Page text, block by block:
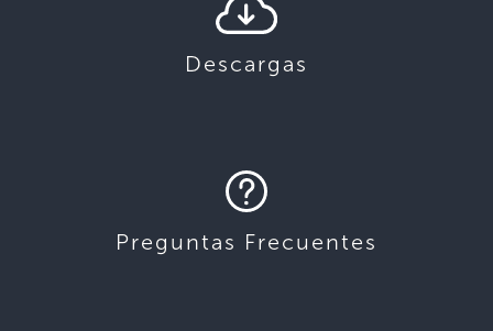
Descargas
Preguntas Frecuentes